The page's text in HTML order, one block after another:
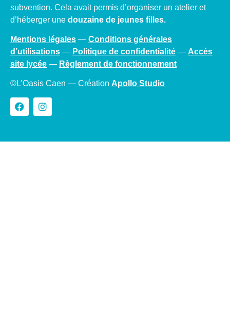
subvention. Cela avait permis d’organiser un atelier et
d’héberger une douzaine de jeunes filles.
Mentions légales — Conditions générales
d’utilisations — Politique de confidentialité — Accès
site lycée — Règlement de fonctionnement
©L’Oasis Caen — Création Apollo Studio